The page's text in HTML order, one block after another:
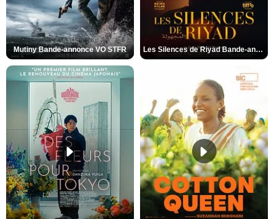
Mutiny Bande-annonce VO STFR Les Silences de Riyad Bande-annonce VO STFR